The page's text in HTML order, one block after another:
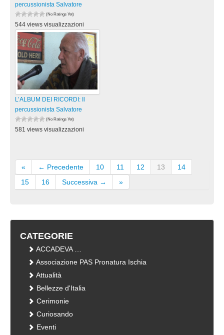
percussionista Salvatore
(No Ratings Yet)
544 views visualizzazioni
L’ALBUM DEI RICORDI: Il
percussionista Salvatore
(No Ratings Yet)
581 views visualizzazioni
« ← Precedente 10 11 12 13
14
15
16 Successiva → »
CATEGORIE
ACCADEVA …
Associazione PAS Pronatura Ischia
Attualità
Bellezze d'Italia
Cerimonie
Curiosando
Eventi